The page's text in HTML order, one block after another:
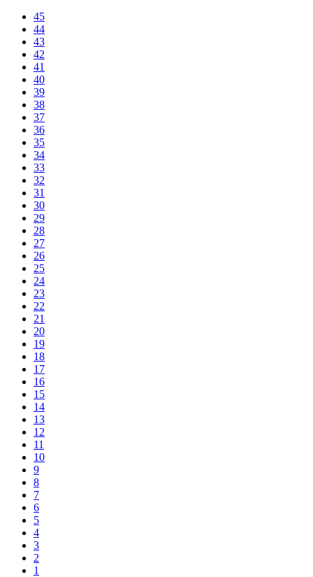
45
44
43
42
41
40
39
38
37
36
35
34
33
32
31
30
29
28
27
26
25
24
23
22
21
20
19
18
17
16
15
14
13
12
11
10
9
8
7
6
5
4
3
2
1